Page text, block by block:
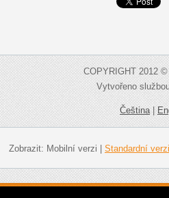
COPYRIGHT 2012
Vytvořeno
Čeština|
Zobrazit: Mobilní verzi | Standardní verzi